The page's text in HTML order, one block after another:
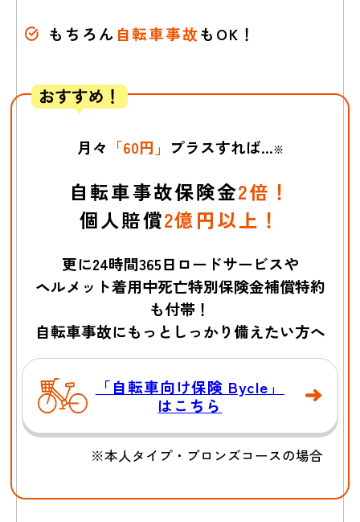
相手にケガをさせ
車でキズをつけた
飼い犬が他人に噛
みつきケガをさせ
水漏れでマンショ
ンの階下の部屋を
もちろん 自転車事故もOK！
月々 「60円」 プラスすれば...※
自転車事故保険金2倍！
個人賠償2億円以上！
更に24時間365日ロードサービスや
ヘルメット着用中死亡特別保険金補償特約
も付帯！
自転車事故にもっとしっかり備えたい方へ
「自転車向け保険 Bycle」
はこちら
※本人タイプ・ブロンズコースの場合